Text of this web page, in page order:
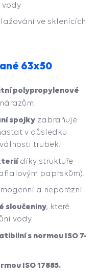
vody
ve sklenících
63x50
polypropylenové
spojky zabraňuje
v důsledku
trubek.
díky struktuře
paprskům).
a neporézní.
sloučeniny, které
vody.
s normou ISO 7-
ISO 17885.